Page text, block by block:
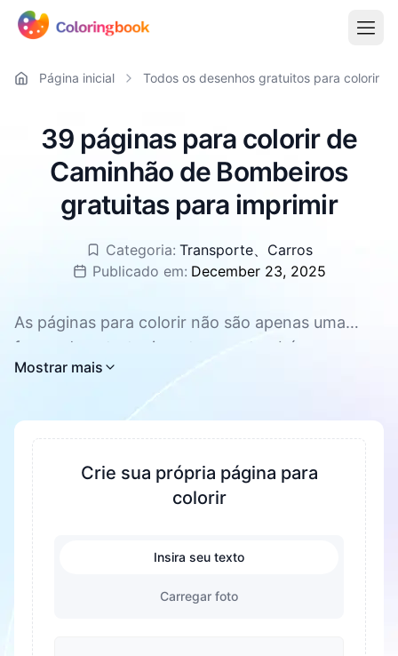
Página inicial Todos os desenhos gratuitos para colorir
39 páginas para colorir de
Caminhão de Bombeiros
gratuitas para imprimir
Categoria: Transporte、 Carros
Publicado em: December 23, 2025
As páginas para colorir não são apenas uma
forma de entretenimento, mas também uma
ferramenta eficaz para promover o
desenvolvimento geral das crianças. Elas podem
melhorar a concentração e a paciência,
fomentar a criatividade e a imaginação. Durante
o processo de colorir, a coordenação mão olho e
as habilidades motoras finas das crianças são
exercitadas. Ao mesmo tempo, é também uma
ótima maneira de aliviar o estresse e ajudar as
crianças a relaxar. Colorir também pode
aprimorar o reconhecimento de cores e
melhorar o senso estético. Para adultos, colorir
também é uma boa maneira de relaxar e aliviar o
Todas as páginas para colorir de Caminhão de
gratuito, com suporte para PDF e PNG.
Mostrar mais
Crie sua própria página para
colorir
Insira seu texto
Carregar foto